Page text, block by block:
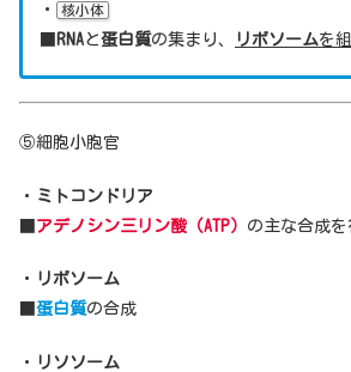
・
核小体
RNAと蛋白質の集まり、 リボソームを
⑤細胞小胞官
・ ミトコンドリア
アデノシン三リン酸（ATP） の主な合成を
・ リボソーム
蛋白質の合成
・ リソソーム